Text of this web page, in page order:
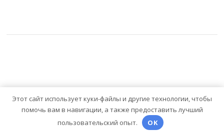
Оставить комментарий
Этот сайт использует куки-файлы и другие технологии, чтобы
помочь вам в навигации, а также предоставить лучший
пользовательский опыт.
OK